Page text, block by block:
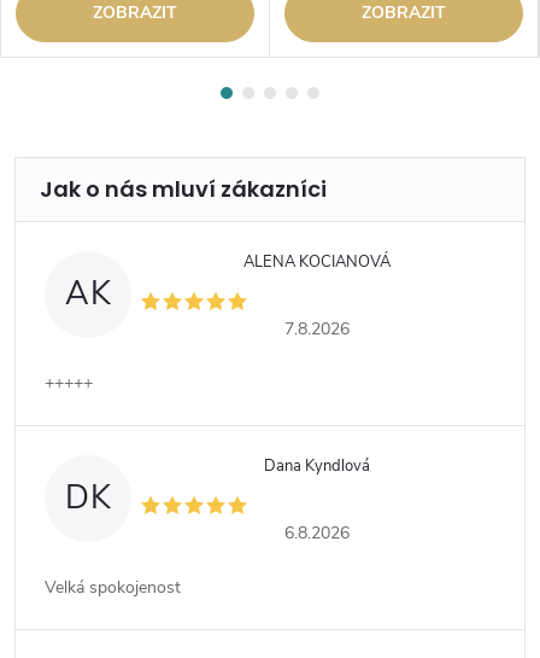
ZOBRAZIT ZOBRAZIT
AK
ALENA KOCIANOVÁ
7.8.2026
+++++
DK
Dana Kyndlová
6.8.2026
Velká spokojenost